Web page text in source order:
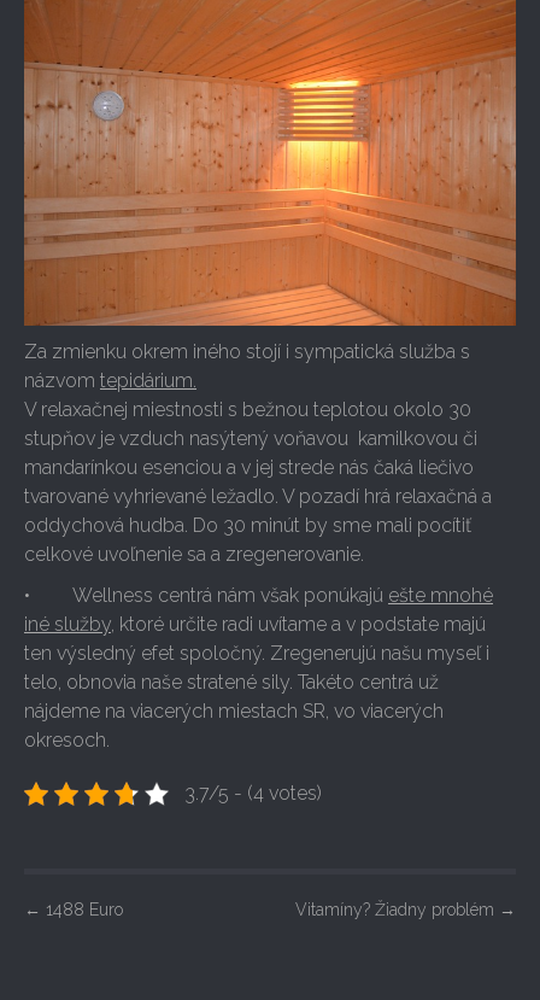
Za zmienku okrem iného stojí i sympatická služba s
názvom tepidárium.
V relaxačnej miestnosti s bežnou teplotou okolo 30
stupňov je vzduch nasýtený voňavou kamilkovou či
mandarínkou esenciou a v jej strede nás čaká liečivo
tvarované vyhrievané ležadlo. V pozadí hrá relaxačná a
oddychová hudba. Do 30 minút by sme mali pocítiť
celkové uvoľnenie sa a zregenerovanie.
• Wellness centrá nám však ponúkajú ešte mnohé
iné služby , ktoré určite radi uvítame a v podstate majú
ten výsledný efet spoločný. Zregenerujú našu myseľ i
telo, obnovia naše stratené sily. Takéto centrá už
nájdeme na viacerých miestach SR, vo viacerých
okresoch.
3.7/5 - (4 votes)
P
← 1488 Euro Vitamíny? Žiadny problém →